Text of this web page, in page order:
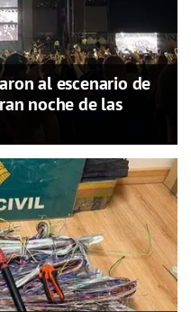
al escenario de
noche de las